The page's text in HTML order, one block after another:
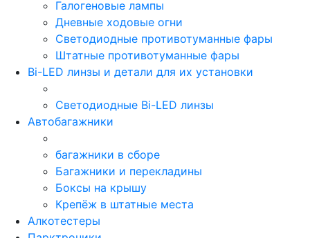
Галогеновые лампы
Дневные ходовые огни
Светодиодные противотуманные фары
Штатные противотуманные фары
Bi-LED линзы и детали для их установки
Светодиодные Bi-LED линзы
Автобагажники
багажники в сборе
Багажники и перекладины
Боксы на крышу
Крепёж в штатные места
Алкотестеры